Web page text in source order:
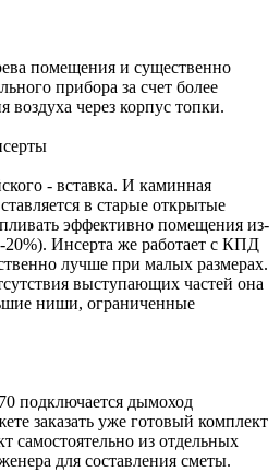
помещения и существенно
прибора за счет более
через корпус топки.
- вставка. И каминная
в старые открытые
эффективно помещения из-
Инсерта же работает с КПД
лучше при малых размерах.
выступающих частей она
ниши, ограниченные
подключается дымоход
заказать уже готовый комплект
самостоятельно из отдельных
для составления сметы.